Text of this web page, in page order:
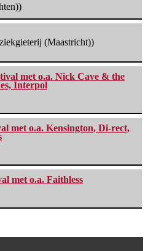
(Maastricht))
met o.a. Nick Cave & the
Interpol
met o.a. Kensington, Di-rect,
met o.a. Faithless